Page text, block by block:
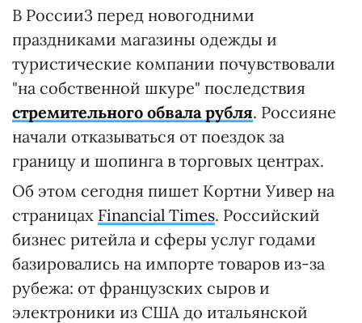
В России3 перед новогодними
праздниками магазины одежды и
туристические компании почувствовали
"на собственной шкуре" последствия
стремительного обвала рубля. Россияне
начали отказываться от поездок за
границу и шопинга в торговых центрах.
Об этом сегодня пишет Кортни Уивер на
страницах Financial Times. Российский
бизнес ритейла и сферы услуг годами
базировались на импорте товаров из-за
рубежа: от французских сыров и
электроники из США до итальянской